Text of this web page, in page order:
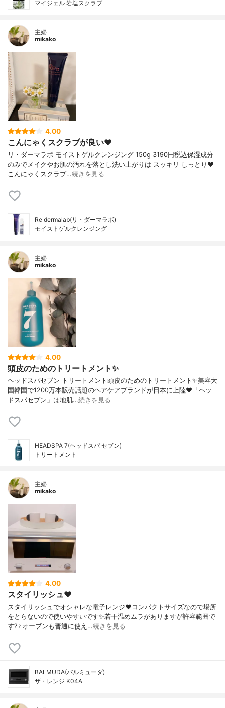
マイジェル 岩塩スクラブ
主婦
mikako
4.00
こんにゃくスクラブが良い❤️
リ・ダーマラボ モイストゲルクレンジング 150g 3190円税込保湿成分
のみでメイクやお肌の汚れを落とし洗い上がりは スッキリ しっとり❤️
こんにゃくスクラブ…続きを見る
Re dermalab(リ・ダーマラボ)
モイストゲルクレンジング
主婦
mikako
4.00
頭皮のためのトリートメント✨
ヘッドスパセブン トリートメント頭皮のためのトリートメント✨ 美容大
国韓国で1200万本販売話題のヘアケアブランドが 日本に上陸❤️ 「ヘッ
ドスパセブン」は地肌…続きを見る
HEADSPA 7(ヘッドスパ セブン)
トリートメント
主婦
mikako
4.00
スタイリッシュ❤️
スタイリッシュでオシャレな電子レンジ❤️コンパクトサイズなので場所
をとらないので使いやすいです✨若干温めムラがありますが許容範囲で
す?‍♀️オーブンも普通に使え…続きを見る
BALMUDA(バルミューダ)
ザ・レンジ K04A